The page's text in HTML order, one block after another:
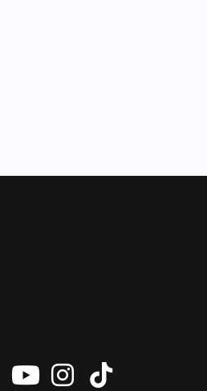
X vanInstagram
Tiktok